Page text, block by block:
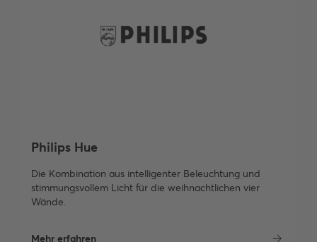
Philips Hue
Die Kombination aus intelligenter Beleuchtung und
stimmungsvollem Licht für die weihnachtlichen vier
Wände.
Mehr erfahren